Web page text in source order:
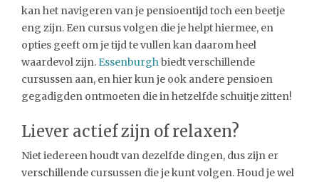
kan het navigeren van je pensioentijd toch een beetje
eng zijn. Een cursus volgen die je helpt hiermee, en
opties geeft om je tijd te vullen kan daarom heel
waardevol zijn. Essenburghbiedt verschillende
cursussen aan, en hier kun je ook andere pensioen
gegadigden ontmoeten die in hetzelfde schuitje zitten!
Liever actief zijn of relaxen?
Niet iedereen houdt van dezelfde dingen, dus zijn er
verschillende cursussen die je kunt volgen. Houd je wel